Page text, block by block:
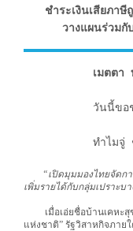
ชำระเงินเสียภาษี
วางแผนร่วมกั
เมตตา
วันนี้ขอ
ทำไมจู่ ๆ อยากช
“เปิดมุมมองไทยจัดกา
เพิ่มรายได้กับกลุ่มเปราะบ
เมื่อเอ่ยชื่อบ้านเคหะสุข
แห่งชาติ” รัฐวิสาหกิจภาย